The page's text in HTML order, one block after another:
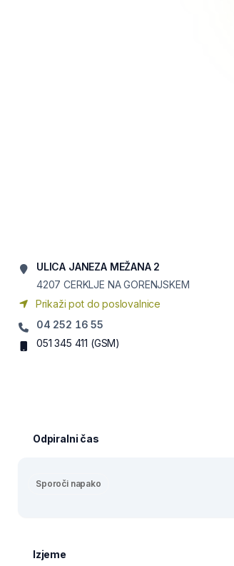
ULICA JANEZA MEŽANA 2
4207 CERKLJE NA GORENJSKEM
Prikaži pot do poslovalnice
04 252 16 55
051 345 411 (GSM)
Odpiralni čas
Sporoči napako
Izjeme